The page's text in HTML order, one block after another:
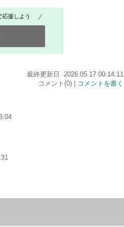
応援しよう
最終更新日 2026.05.17 00:14:11
コメント(0) |
コメントを書く